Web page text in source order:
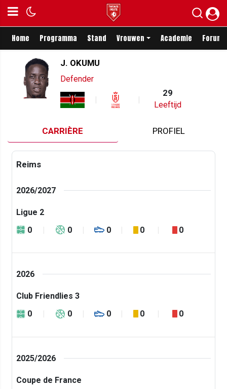
Home Programma Stand Vrouwen Academie Forum
J. OKUMU
Defender
29
Leeftijd
CARRIÈRE PROFIEL
Reims
2026/2027
Ligue 2
0
0 0 0 0
2026
Club Friendlies 3
0
0 0 0 0
2025/2026
Coupe de France